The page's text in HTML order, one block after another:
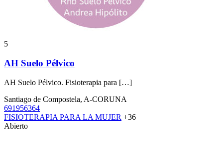
5
AH Suelo Pélvico
AH Suelo Pélvico. Fisioterapia para […]
Santiago de Compostela, A-CORUNA
691956364
FISIOTERAPIA PARA LA MUJER +36
Abierto